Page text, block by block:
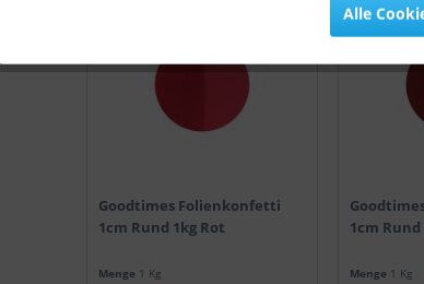
Goodtimes Folienkonfetti
1cm Rund 1kg Rot
Menge 1 Kg
1cm
Menge 1 Kg
Alle